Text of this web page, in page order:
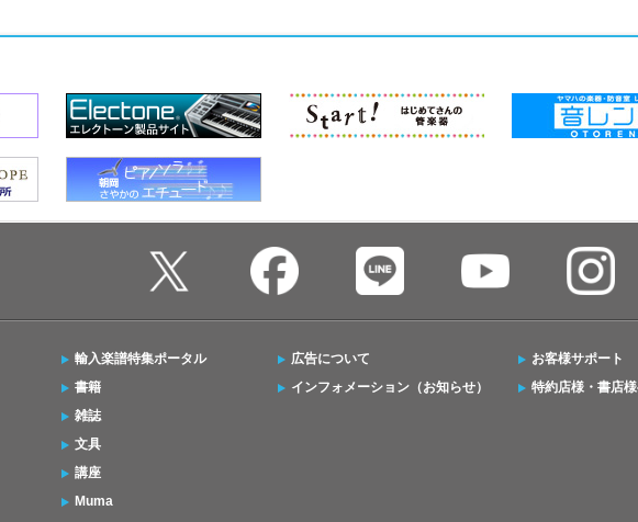
輸入楽譜特集ポータル
書籍
雑誌
文具
講座
Muma
広告について
インフォメーション（お知らせ）
お客様サポート
特約店様・書店